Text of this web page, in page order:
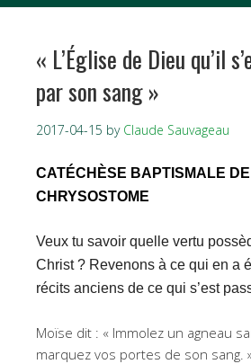
« L’Église de Dieu qu’il
par son sang »
2017-04-15 by Claude Sauvageau
CATÉCHÈSE BAPTISMALE
CHRYSOSTOME
Veux tu savoir quelle vertu
Christ ? Revenons à ce qui en a
récits anciens de ce qui s’est
Moïse dit : « Immolez un agneau
marquez vos portes de son sang.